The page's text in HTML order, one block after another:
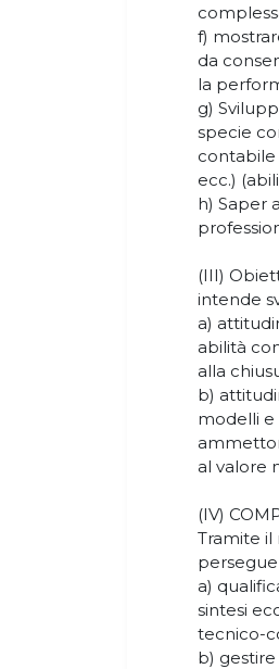
f)
da
la
g)
specie
contabile
ecc.)
h) Saper
(III)
intende
a)
abilità
alla
b)
modelli e
al valore
(IV)
Tramite il
persegue
a)
sintesi
tecnico-
b)